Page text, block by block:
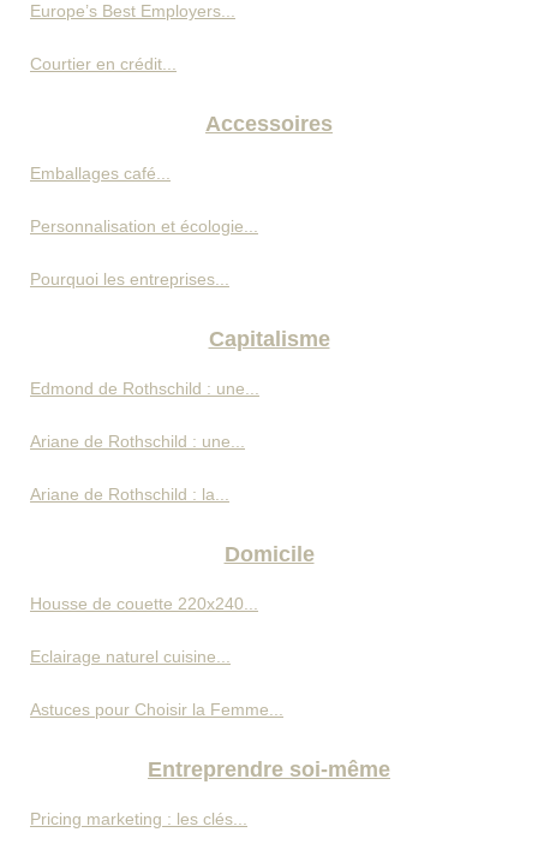
Europe’s Best Employers...
Courtier en crédit...
Accessoires
Emballages café...
Personnalisation et écologie...
Pourquoi les entreprises...
Capitalisme
Edmond de Rothschild : une...
Ariane de Rothschild : une...
Ariane de Rothschild : la...
Domicile
Housse de couette 220x240...
Eclairage naturel cuisine...
Astuces pour Choisir la Femme...
Entreprendre soi-même
Pricing marketing : les clés...